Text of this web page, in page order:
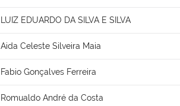
LUIZ EDUARDO DA SILVA E SILVA
Aida Celeste Silveira Maia
Fabio Gonçalves Ferreira
Romualdo André da Costa